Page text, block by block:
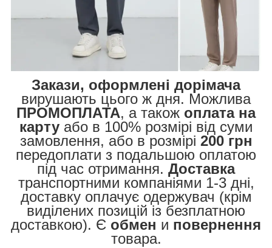
Закази, оформлені дорімача
вирушають цього ж дня. Можлива
ПРОМОПЛАТА, а також оплата на
карту або в 100% розмірі від суми
замовлення, або в розмірі 200 грн
передоплати з подальшою оплатою
під час отримання. Доставка
транспортними компаніями 1-3 дні,
доставку оплачує одержувач (крім
виділених позицій із безплатною
доставкою). Є обмен и повернення
товара.